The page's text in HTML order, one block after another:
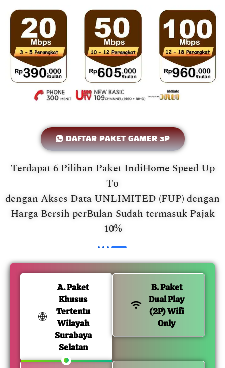
DAFTAR PAKET GAMER 3P
Terdapat 6 Pilihan Paket IndiHome Speed Up
To
dengan Akses Data UNLIMITED (FUP) dengan
Harga Bersih perBulan Sudah termasuk Pajak
10%
A. Paket
Khusus
Tertentu
Wilayah
Surabaya
Selatan
B. Paket
Dual Play
(2P) Wifi
Only